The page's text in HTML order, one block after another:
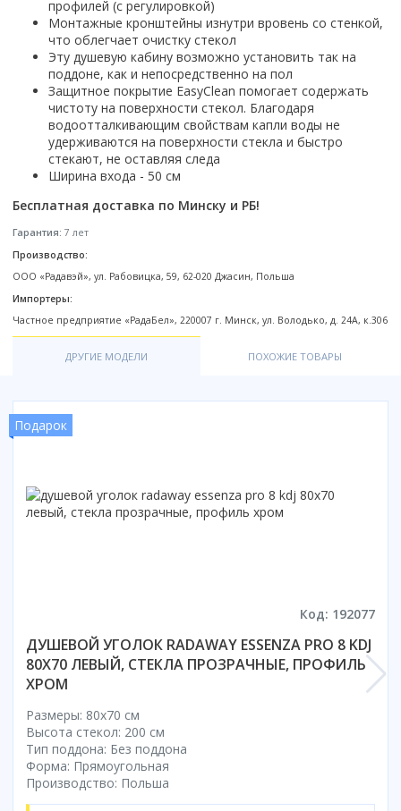
Комплектующие для ванн
Каркас
Ножки
Экраны под ванну
Гидромассажные системы
Wirpool
Китай
Недорогие
Дорогие
Уцененные
Недорогие по акции
Смотреть все
Топ брендов
Domani-spa
Welt-wasser
Esbano
Смотреть все
Форма
Угловая
Прямоугольные
Квадратная
Смотреть все
С распашной дверью
Со складной дверью
200 см
До 200 см
Смотреть все
Комплектующие
Сифоны
Ролики
Форма
Прямоугольные
Закругленная
Комплектующие для унитазов
Гофры
Канализационный выпуск
Патрубки
Сиденья
С отверстием под смеситель
С пьедесталом
С полупьедесталом
Исполнение
Для дачи
Для ванной
Умывальник-столешница
Смотреть все
Пьедесталы
Пьедесталы
Полупьедесталы
Италия
Россия
Смотреть все
Размер
40 см
50 см
60 см
65 см
Смотреть все
Страна производитель
Германия
Польша
Сербия
Чехия
Смотреть все
Страна производитель
Германия
Испания
Италия
Польша
Смотреть все
Karcher
O2 минерал
Vega
Страна производитель
Великобритания
Германия
Италия
Китай
Смотреть все
Пылесосы
Электровеники, электрошвабры
Стеклоочистители
Мойки высокого давления
Пароочистители
Гладильные доски
Насосы
Аккумуляторные воздуходувки
Этажерки, стеллажи, полки
профилей (с регулировкой)
Монтажные кронштейны изнутри вровень со стенкой,
что облегчает очистку стекол
Эту душевую кабину возможно установить так на
поддоне, как и непосредственно на пол
Защитное покрытие EasyClean помогает содержать
чистоту на поверхности стекол. Благодаря
водоотталкивающим свойствам капли воды не
удерживаются на поверхности стекла и быстро
стекают, не оставляя следа
Ширина входа - 50 см
Бесплатная доставка по Минску и РБ!
Гарантия: 7 лет
Производство:
ООО «Радавэй», ул. Рабовицка, 59, 62-020 Джасин, Польша
Импортеры:
Частное предприятие «РадаБел», 220007 г. Минск, ул. Володько, д. 24А, к.306
ДРУГИЕ МОДЕЛИ ПОХОЖИЕ ТОВАРЫ
Подарок
Код: 192077
ДУШЕВОЙ УГОЛОК RADAWAY ESSENZA PRO 8 KDJ
80X70 ЛЕВЫЙ, СТЕКЛА ПРОЗРАЧНЫЕ, ПРОФИЛЬ
ХРОМ
Размеры: 80x70 cм
Высота стекол: 200 см
Тип поддона: Без поддона
Форма: Прямоугольная
Производство: Польша